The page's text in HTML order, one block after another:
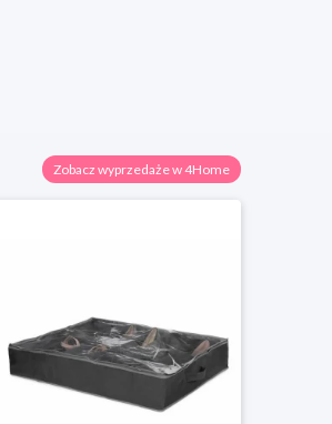
Zobacz wyprzedaże w 4Home